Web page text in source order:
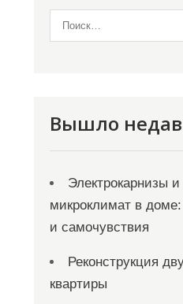
Вышло
Электрокарнизы
микроклимат в доме:
и самочувствия
Реконструкция
квартиры